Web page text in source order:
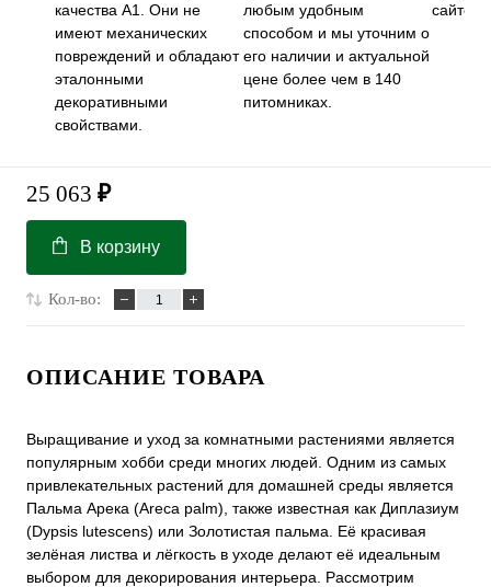
качества А1. Они не
имеют механических
повреждений и обладают
эталонными
декоративными
свойствами.
любым удобным
способом и мы уточним о
его наличии и актуальной
цене более чем в 140
питомниках.
сайте.
25 063 ₽
В корзину
Кол-во:
ОПИСАНИЕ ТОВАРА
Выращивание и уход за комнатными растениями является
популярным хобби среди многих людей. Одним из самых
привлекательных растений для домашней среды является
Пальма Арека (Areca palm), также известная как Диплазиум
(Dypsis lutescens) или Золотистая пальма. Её красивая
зелёная листва и лёгкость в уходе делают её идеальным
выбором для декорирования интерьера. Рассмотрим